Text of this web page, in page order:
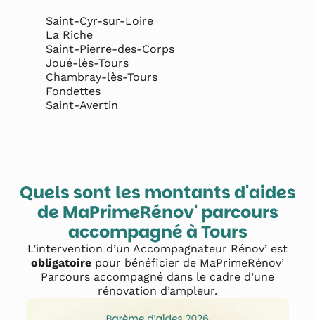
Saint-Cyr-sur-Loire
La Riche
Saint-Pierre-des-Corps
Joué-lès-Tours
Chambray-lès-Tours
Fondettes
Saint-Avertin
Quels sont les montants d'aides
de MaPrimeRénov' parcours
accompagné àTours
L’intervention d’un Accompagnateur Rénov’ est
obligatoire pour bénéficier de MaPrimeRénov’
Parcours accompagné dans le cadre d’une
rénovation d’ampleur.